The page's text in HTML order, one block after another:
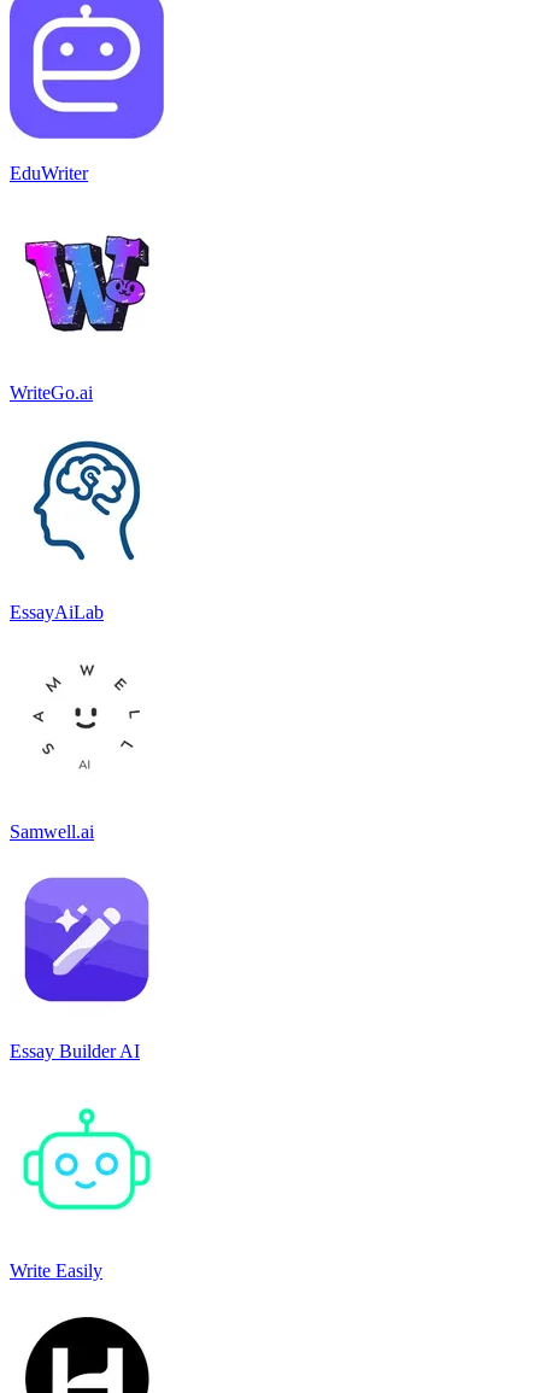
EduWriter
WriteGo.ai
EssayAiLab
Samwell.ai
Essay Builder AI
Write Easily